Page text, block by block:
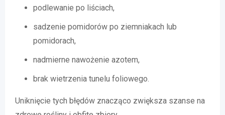
podlewanie po liściach,
sadzenie pomidorów po ziemniakach lub
pomidorach,
nadmierne nawożenie azotem,
brak wietrzenia tunelu foliowego.
Uniknięcie tych błędów znacząco zwiększa szanse na